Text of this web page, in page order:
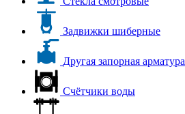
Задвижки шиберные
Другая запорная арматура
Счётчики воды